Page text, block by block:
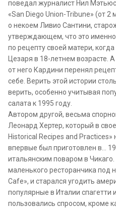
поведал журналист Нил
«San Diego Union-Tribune» (от 2
о некоем Ливио Сантини,
утверждающем, что это именно
по рецепту своей матери,
Цезаря в 18-летнем возрасте.
от него Кардини перенял
себе. Верить этой истории
верить, особенно учитывая
салата к 1995 году.
Автором другой, весьма
Леонард Хертер, который в
Historical Recipes and Practices»
впервые был приготовлен в…
итальянским поваром в
маленького ресторанчика под
Cafe», и старался угодить
популярные в Италии спагетти
пользовались спросом, кроме